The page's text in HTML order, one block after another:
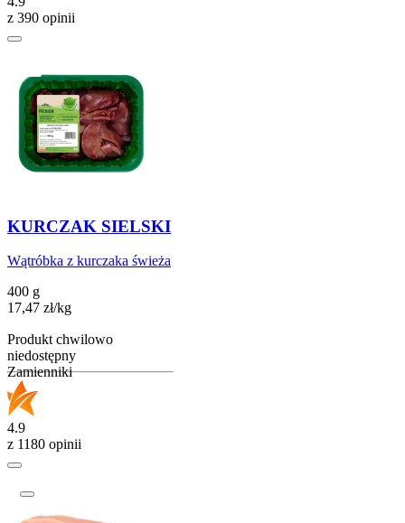
z 390 opinii
KURCZAK SIELSKI
Wątróbka z kurczaka świeża
400 g
17,47 zł/kg
Produkt chwilowo
niedostępny
Zamienniki
4.9
z 1180 opinii